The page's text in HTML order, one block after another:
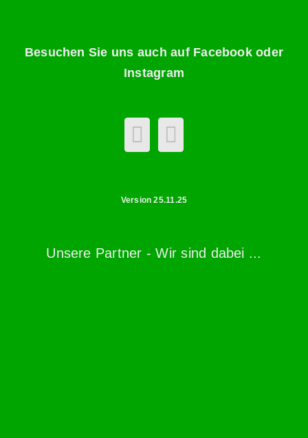
Besuchen Sie uns auch auf Facebook oder
Instagram
Version 25.11.25
Unsere Partner - Wir sind dabei ...